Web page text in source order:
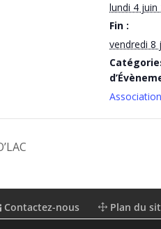
lundi 4 juin
Fin :
vendredi 8
Contactez-nous Plan du